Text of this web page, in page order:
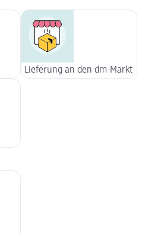
Lieferung an den dm-Markt